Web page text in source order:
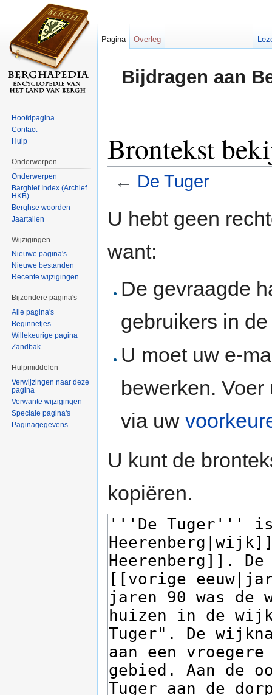
Bijdragen aan
Brontekst
← De Tuger
U hebt geen
want:
De gevraagde
gebruikers in
U moet uw e-
bewerken.
via uw
U kunt de
kopiëren.
Pagina Overleg
Hoofdpagina
Contact
Hulp
Onderwerpen
Onderwerpen
Barghief Index (Archief
HKB)
Berghse woorden
Jaartallen
Wijzigingen
Nieuwe pagina's
Nieuwe bestanden
Recente wijzigingen
Bijzondere pagina's
Alle pagina's
Beginnetjes
Willekeurige pagina
Zandbak
Hulpmiddelen
Verwijzingen naar deze
pagina
Verwante wijzigingen
Speciale pagina's
Paginagegevens